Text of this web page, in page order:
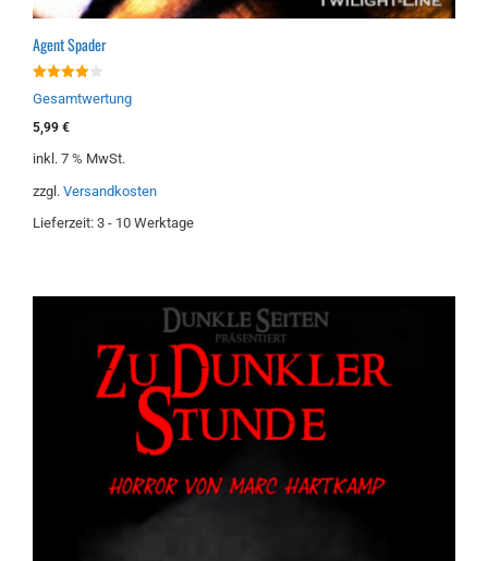
Agent Spader
von 5
Gesamtwertung
5,99 €
inkl. 7 % MwSt.
zzgl. Versandkosten
Lieferzeit: 3 - 10 Werktage